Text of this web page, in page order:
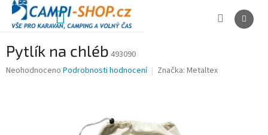
Přejít
obsah
NÁKUPNÍ
Pytlík na chléb 493090
Průměrné
Neohodnoceno Podrobnosti hodnocení Značka: Metaltex